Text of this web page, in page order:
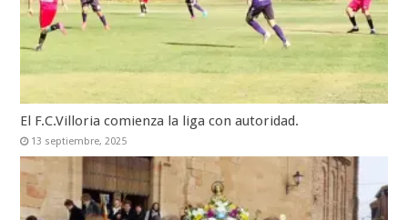
El F.C.Villoria comienza la liga con autoridad.
13 septiembre, 2025